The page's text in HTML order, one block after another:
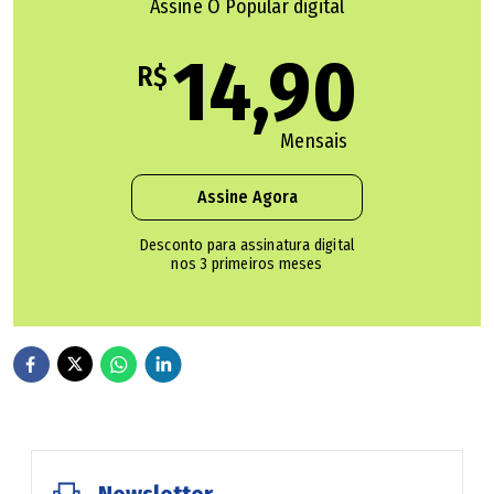
Assine O Popular digital
R$ 14,90
Mensais
Assine Agora
Desconto para assinatura digital
nos 3 primeiros meses